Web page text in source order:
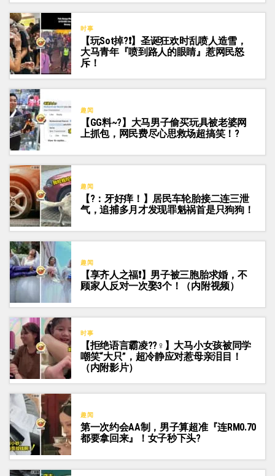
时事
【玩Sot掉?❗】圣诞狂欢时乱喷人造雪，
大马青年『喷到路人的眼睛』惹网民怒
斥！
趣闻
【GG料~?】大马男子偷买玩具被老婆网
上抓包，网民费尽心思救场超搞笑！?
趣闻
【?：牙好痒！】居民车轮胎接二连三泄
气，追捕多月才发现罪魁祸首是只狗狗！
趣闻
【享齐人之福❗】男子被三胞胎求婚，不
顾家人反对一次娶3个！（内附视频）
时事
【拒绝语言霸凌??‍♀️】大马小女孩被同学
嘲笑“大只”，超冷静应对惹母亲泪目！
（内附影片）
趣闻
第一次约会AA制，男子算超准『连RM0.70
都要拿回来』！女子秒下头?